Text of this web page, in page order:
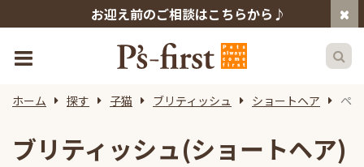
お迎え前のご相談はこちらから♪
ホーム 探す 子猫 ブリティッシュ ショートヘア ペ
ブリティッシュ(ショートヘア)